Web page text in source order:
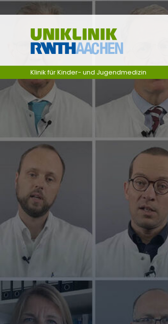
Ga naar navigatie
Klinik für Kinder- und Jugendmedizin